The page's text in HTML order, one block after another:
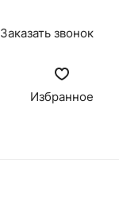
Заказать звонок
Избранное